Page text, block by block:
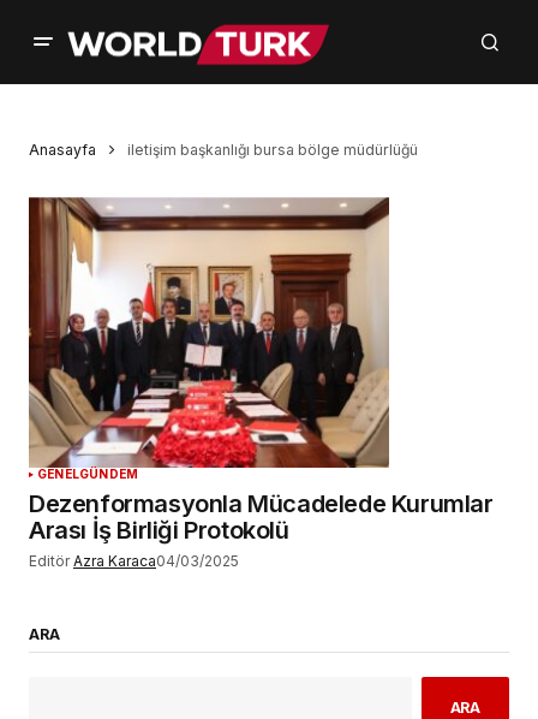
Anasayfa iletişim başkanlığı bursa bölge müdürlüğü
GENELGÜNDEM
Dezenformasyonla Mücadelede Kurumlar
Arası İş Birliği Protokolü
Editör Azra Karaca04/03/2025
ARA
ARA